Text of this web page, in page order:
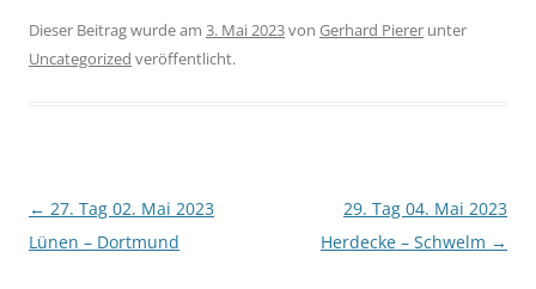
Dieser Beitrag wurde am 3. Mai 2023von Gerhard Pierer unter
Uncategorized veröffentlicht.
Beitragsnavigation
← 27. Tag 02. Mai 2023
Lünen – Dortmund
29. Tag 04. Mai 2023
Herdecke – Schwelm →